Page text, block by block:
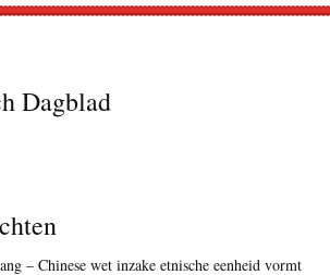
Dagblad
– Chinese wet inzake etnische eenheid vormt